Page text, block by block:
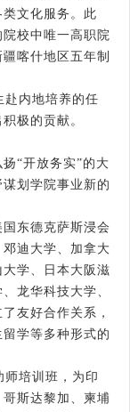
文化服务。此
校中唯一高职院
喀什地区五年制
赴内地培养的任
极的贡献。
“开放务实”的大
划学院事业新的
东德克萨斯浸会
迪大学、加拿大
学、日本大阪滋
龙华科技大学、
友好合作关系，
学等多种形式的
师培训班，为印
斯达黎加、柬埔